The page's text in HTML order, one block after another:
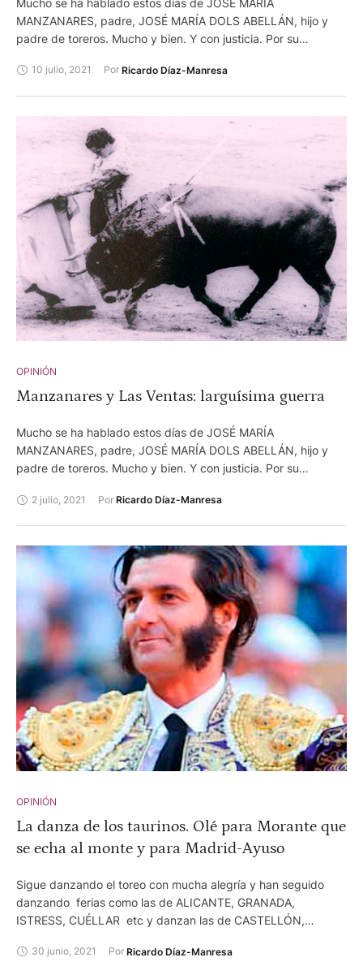
MANZANARES, padre, JOSÉ MARÍA DOLS ABELLÁN, hijo y
padre de toreros. Mucho y bien. Y con justicia. Por su
afición, su voluntad.
10 julio, 2021 Por Ricardo Díaz-Manresa
OPINIÓN
Manzanares y Las Ventas: larguísima guerra
Mucho se ha hablado estos días de JOSÉ MARÍA
MANZANARES, padre, JOSÉ MARÍA DOLS ABELLÁN, hijo y
padre de toreros. Mucho y bien. Y con justicia. Por su
afición, su voluntad.
2 julio, 2021 Por Ricardo Díaz-Manresa
OPINIÓN
La danza de los taurinos. Olé para Morante que
se echa al monte y para Madrid-Ayuso
Sigue danzando el toreo con mucha alegría y han seguido
danzando ferias como las de ALICANTE, GRANADA,
ISTRESS, CUÉLLAR etc y danzan las de CASTELLÓN,
futuro con las de GIJÓN, SANTANDER y SORIA, etc.
30 junio, 2021 Por Ricardo Díaz-Manresa